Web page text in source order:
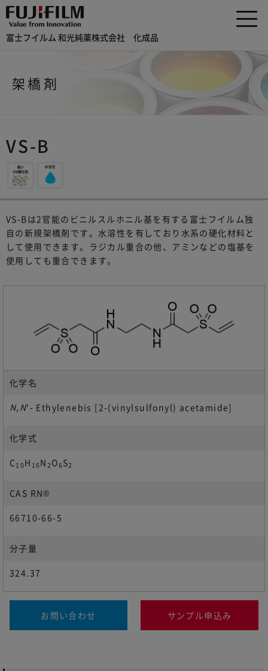
富士フイルム 和光純薬株式会社 化成品
架橋剤
VS-B
VS-Bは2官能のビニルスルホニル基を有する富士フイルム独
自の新規架橋剤です。水溶性を有しており水系の硬化材料と
して使用できます。ラジカル重合の他、アミンなどの塩基を
使用しても重合できます。
化学名
N,N'- Ethylenebis [2-(vinylsulfonyl) acetamide]
化学式
C 10H 16N 2 O6S2
CAS RN®
66710-66-5
分子量
324.37
お問い合わせ サンプル申込み